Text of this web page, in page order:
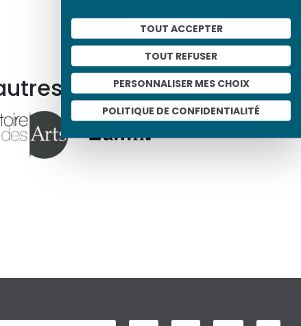
TOUT ACCEPTER
TOUT REFUSER
PERSONNALISER MES CHOIX
POLITIQUE DE CONFIDENTIALITÉ
ressources